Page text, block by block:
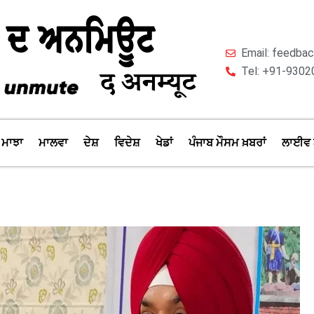
Email:
Tel: +91-
ਮਾਝਾ ਮਾਲਵਾ ਦੇਸ਼ ਵਿਦੇਸ਼ ਖੇਡਾਂ ਪੰਜਾਬ ਮੌਸਮ ਖ਼ਬਰਾਂ ਲਾਈਵ